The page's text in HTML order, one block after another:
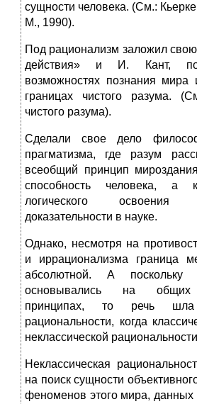
сущности человека. (См.:
М., 1990).
Под рационализм заложил
действия» и И. Кант,
возможностях познания мира
границах чистого разума.
чистого разума).
Сделали свое дело
прагматизма, где разум
всеобщий принцип
способность человека, а
логического
доказательности в науке.
Однако, несмотря на
и иррационализма граница
абсолютной. А
основывались на общих
принципах, то речь
рациональности, когда
неклассической
Неклассическая
на поиск сущности
феноменов этого мира, данных